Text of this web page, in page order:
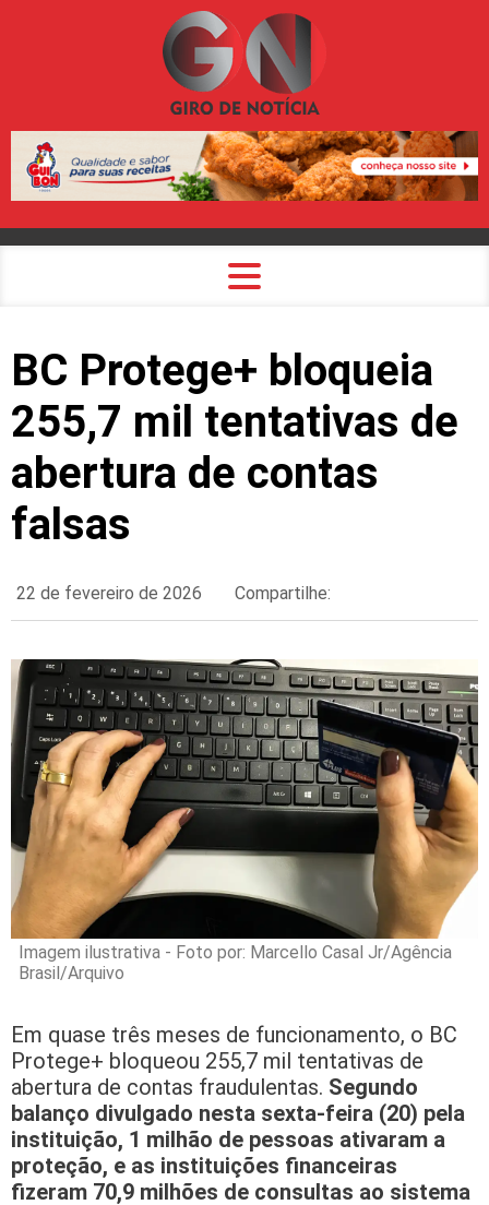
BC Protege+ bloqueia
255,7 mil tentativas de
abertura de contas
falsas
22 de fevereiro de 2026 Compartilhe:
Imagem ilustrativa - Foto por: Marcello Casal Jr/Agência
Brasil/Arquivo
Em quase três meses de funcionamento, o BC
Protege+ bloqueou 255,7 mil tentativas de
abertura de contas fraudulentas. Segundo
balanço divulgado nesta sexta-feira (20) pela
instituição, 1 milhão de pessoas ativaram a
proteção, e as instituições financeiras
fizeram 70,9 milhões de consultas ao sistema